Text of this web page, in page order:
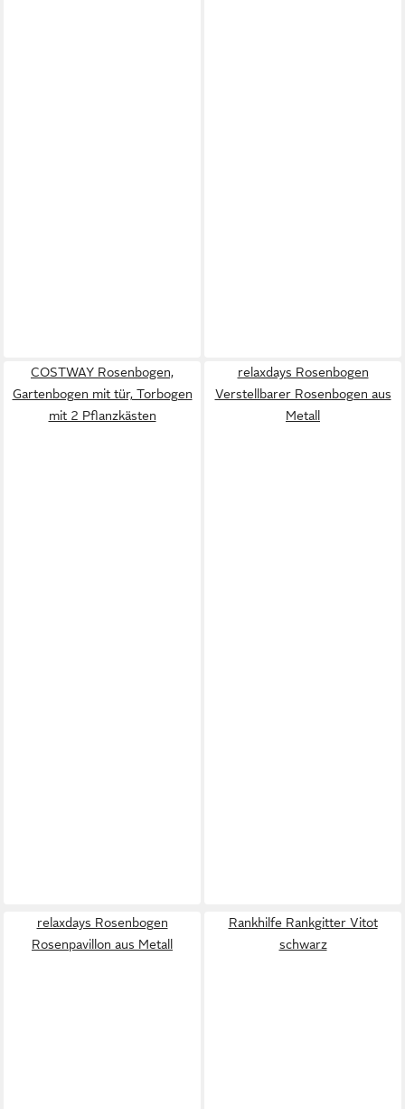
COSTWAY Rosenbogen,
Gartenbogen mit tür, Torbogen
mit 2 Pflanzkästen
relaxdays Rosenbogen
Verstellbarer Rosenbogen aus
Metall
relaxdays Rosenbogen
Rosenpavillon aus Metall
Rankhilfe Rankgitter Vitot
schwarz